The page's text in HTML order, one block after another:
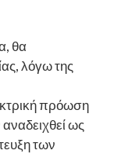
θα
λόγω της
πρόωση
αναδειχθεί ως
των